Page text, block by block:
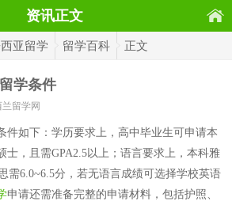
资讯正文
亚留学 留学百科 正文
学条件
留学网
件如下：学历要求上，高中毕业生可申请本
士，且需GPA2.5以上；语言要求上，本科雅
需6.0~6.5分，若无语言成绩可选择学校英语
申请还需准备完整的申请材料，包括护照、